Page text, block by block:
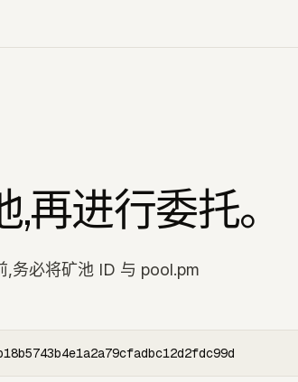
再进行委托。
,务必将矿池 ID 与 pool.pm